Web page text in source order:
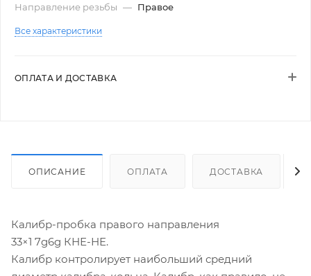
Направление резьбы — Правое
Все характеристики
ОПЛАТА И ДОСТАВКА
ОПИСАНИЕ ОПЛАТА ДОСТАВКА
Калибр-пробка правого направления
33×1 7g6g КНЕ-НЕ.
Калибр контролирует наибольший средний